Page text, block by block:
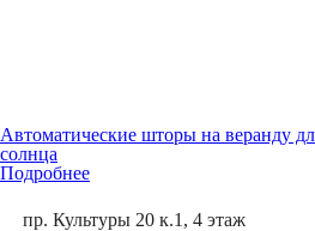
Автоматические шторы на веранду
солнца
Подробнее
пр. Культуры 20 к.1, 4 этаж